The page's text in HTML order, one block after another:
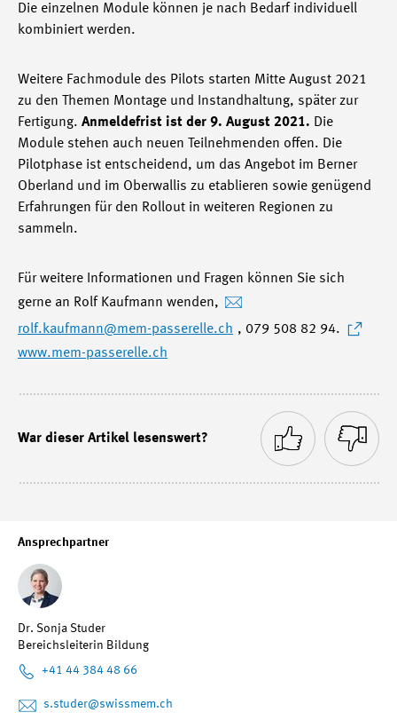
Ansprechpartner
Dr. Sonja Studer
Bereichsleiterin Bildung
+41 44 384 48 66
s.studer@swissmem.ch
Die einzelnen Module können je nach Bedarf individuell
kombiniert werden.
Weitere Fachmodule des Pilots starten Mitte August 2021
zu den Themen Montage und Instandhaltung, später zur
Fertigung. Anmeldefrist ist der 9. August 2021. Die
Module stehen auch neuen Teilnehmenden offen. Die
Pilotphase ist entscheidend, um das Angebot im Berner
Oberland und im Oberwallis zu etablieren sowie genügend
Erfahrungen für den Rollout in weiteren Regionen zu
sammeln.
Für weitere Informationen und Fragen können Sie sich
gerne an Rolf Kaufmann wenden,
rolf.kaufmann@mem-passerelle.ch , 079 508 82 94.
www.mem-passerelle.ch
War dieser Artikel lesenswert?